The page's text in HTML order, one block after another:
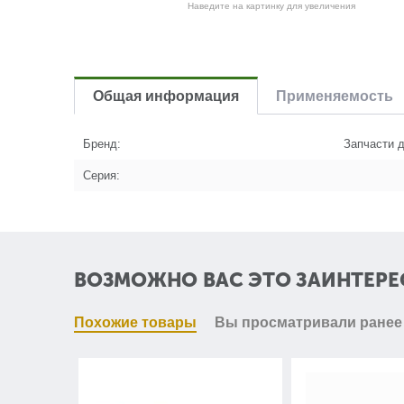
Наведите на картинку для увеличения
Общая информация Применяемость
Бренд: Запчасти
Серия:
ВОЗМОЖНО ВАС ЭТО
Похожие товары Вы просматривали ранее